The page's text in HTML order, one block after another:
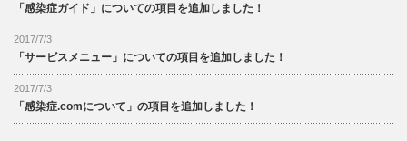
「感染症ガイド」についての項目を追加しました！
2017/7/3
「サービスメニュー」についての項目を追加しました！
2017/7/3
「感染症.comについて」の項目を追加しました！